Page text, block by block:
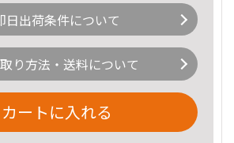
日出荷条件について
り方法・送料について
カートに入れる